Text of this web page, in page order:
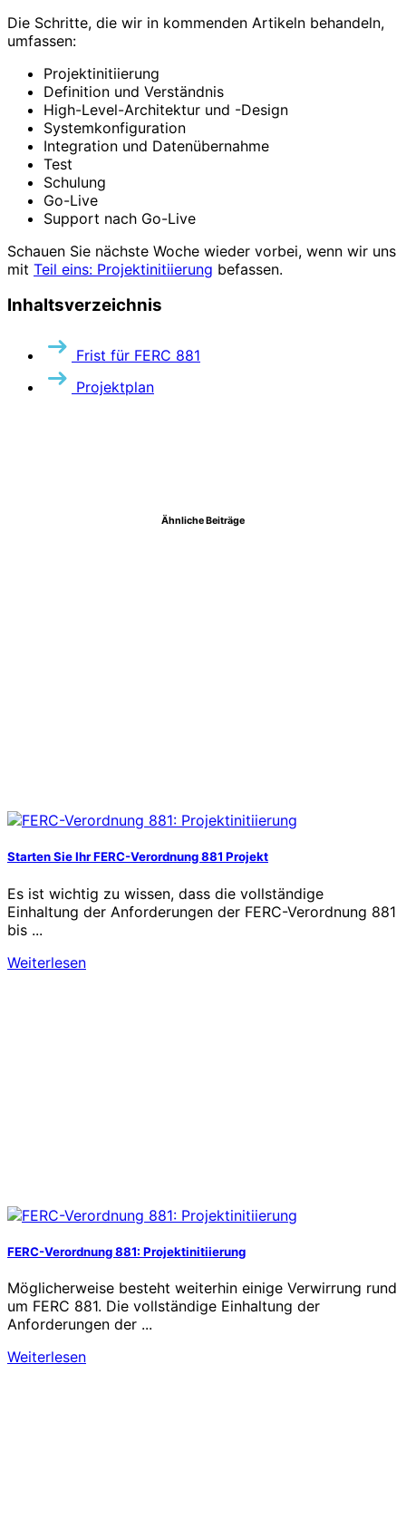
Die Schritte, die wir in kommenden Artikeln behandeln,
umfassen:
Projektinitiierung
Definition und Verständnis
High-Level-Architektur und -Design
Systemkonfiguration
Integration und Datenübernahme
Test
Schulung
Go-Live
Support nach Go-Live
Schauen Sie nächste Woche wieder vorbei, wenn wir uns
mit Teil eins: Projektinitiierung befassen.
Inhaltsverzeichnis
Frist für FERC 881
Projektplan
Ähnliche Beiträge
Starten Sie Ihr FERC-Verordnung 881 Projekt
Es ist wichtig zu wissen, dass die vollständige
Einhaltung der Anforderungen der FERC-Verordnung 881
bis ...
Weiterlesen
FERC-Verordnung 881: Projektinitiierung
Möglicherweise besteht weiterhin einige Verwirrung rund
um FERC 881. Die vollständige Einhaltung der
Anforderungen der ...
Weiterlesen